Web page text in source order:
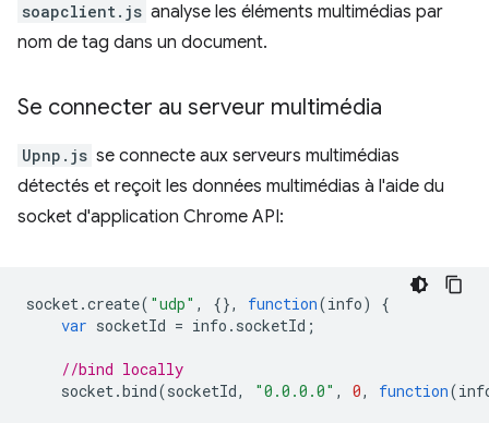
soapclient.js analyse les éléments multimédias par
nom de tag dans un document.
Se connecter au serveur multimédia
Upnp.js se connecte aux serveurs multimédias
détectés et reçoit les données multimédias à l'aide du
socket d'application Chrome API:
socket.create( "udp" , {}, function(info)
{
var socketId = info . socketId ;
//bind locally
socket.bind(socketId, "0.0.0.0" , 0, function(